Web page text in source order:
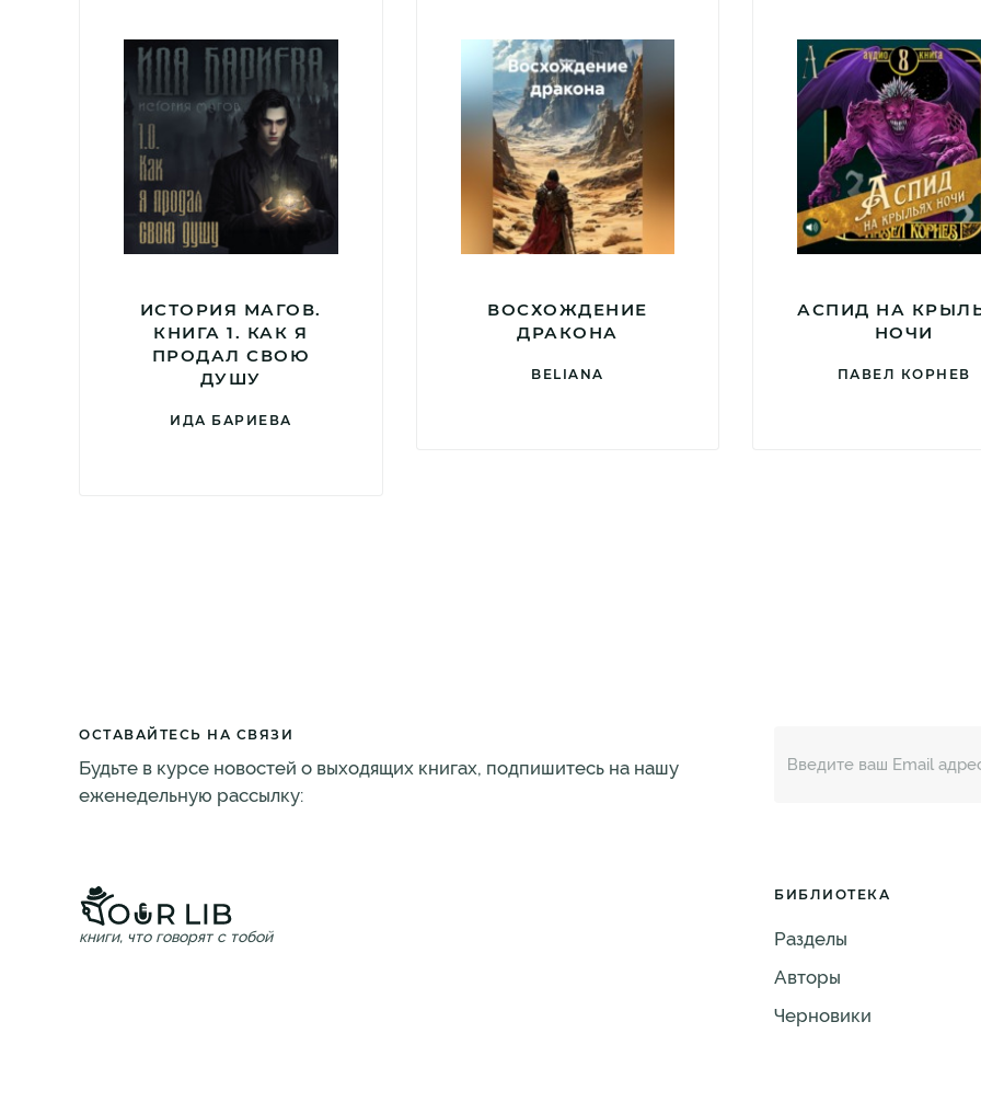
ИСТОРИЯ МАГОВ.
КНИГА 1. КАК Я
ПРОДАЛ СВОЮ
ДУШУ
ИДА БАРИЕВА
ВОСХОЖДЕНИЕ
ДРАКОНА
BELIANA
АСПИД НА
НОЧИ
ПАВЕЛ КОРНЕВ
ОСТАВАЙТЕСЬ НА СВЯЗИ
Будьте в курсе новостей о выходящих книгах, подпишитесь на нашу
еженедельную рассылку:
книги, что говорят с тобой
БИБЛИОТЕКА
Разделы
Авторы
Черновики